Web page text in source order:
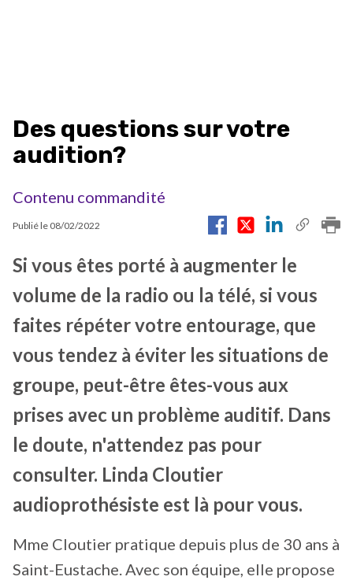
Des questions sur votre
audition?
Contenu commandité
Publié le 08/02/2022
Si vous êtes porté à augmenter le
volume de la radio ou la télé, si vous
faites répéter votre entourage, que
vous tendez à éviter les situations de
groupe, peut-être êtes-vous aux
prises avec un problème auditif. Dans
le doute, n'attendez pas pour
consulter. Linda Cloutier
audioprothésiste est là pour vous.
Mme Cloutier pratique depuis plus de 30 ans à
Saint-Eustache. Avec son équipe, elle propose